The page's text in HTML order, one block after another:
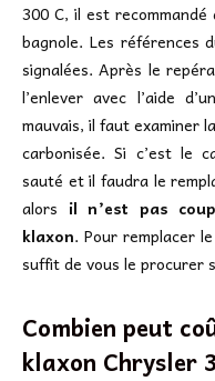
300 C, il est
bagnole. Les références
signalées. Après le
l’enlever avec l’aide
mauvais, il faut examiner
carbonisée. Si c’est le
sauté et il faudra le
alors il n’est pas
klaxon. Pour remplacer le
suffit de vous le procurer
Combien peut
klaxon Chrysler